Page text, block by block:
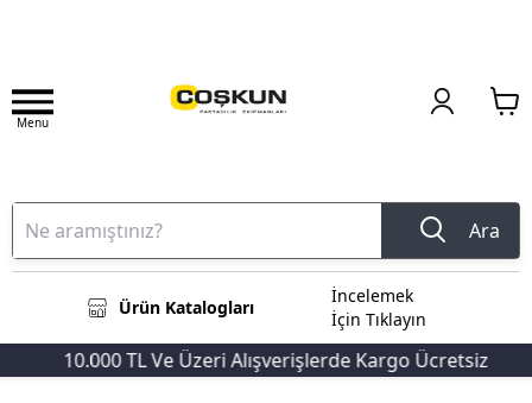
Menu
Ara
Ürün Katalogları
İncelemek
İçin Tıklayın
10.000 TL Ve Üzeri Alışverişlerde Kargo Ücretsiz